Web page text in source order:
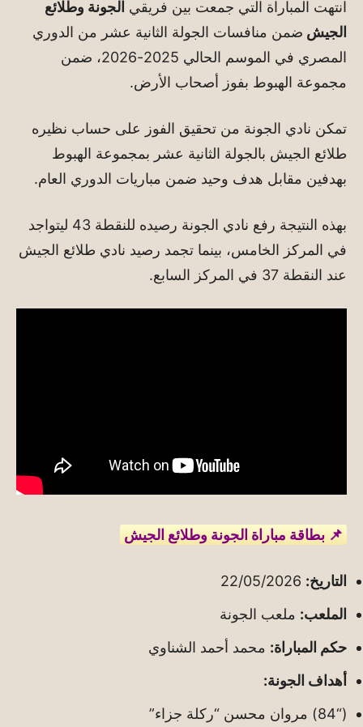
انتهت المباراة التي جمعت بين فريقي الجونة وطلائع
الجيش ضمن منافسات الجولة الثانية عشر من الدوري
المصري في الموسم الحالي 2025-2026، ضمن
مجموعة الهبوط بفوز أصحاب الأرض.
تمكن نادي الجونة من تحقيق الفوز على حساب نظيره
طلائع الجيش بالجولة الثانية عشر بمجموعة الهبوط
بهدفين مقابل هدف وحيد ضمن مباريات الدوري العام.
بهذه النتيجة رفع نادي الجونة رصيده للنقطة 43 ليتواجد
في المركز الخامس، بينما تجمد رصيد نادي طلائع الجيش
عند النقطة 37 في المركز السابع.
📌 بطاقة مباراة الجونة وطلائع الجيش
التاريخ:
الملعب: ملعب الجونة
حكم المباراة: محمد أحمد الشناوي
أهداف الجونة:
(“84) مروان محسن “ركلة جزاء”